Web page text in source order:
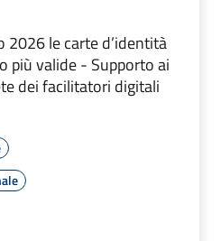
2026 le carte d’identità
più valide - Supporto ai
dei facilitatori digitali